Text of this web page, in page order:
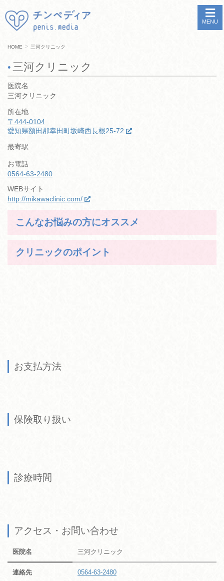
MENU
HOME > 三河クリニック
三河クリニック
医院名
三河クリニック
所在地
〒444-0104
愛知県額田郡幸田町坂崎西長根25-72
最寄駅
お電話
0564-63-2480
WEBサイト
http://mikawaclinic.com/
こんなお悩みの方にオススメ
クリニックのポイント
お支払方法
保険取り扱い
診療時間
アクセス・お問い合わせ
医院名 三河クリニック
連絡先 0564-63-2480